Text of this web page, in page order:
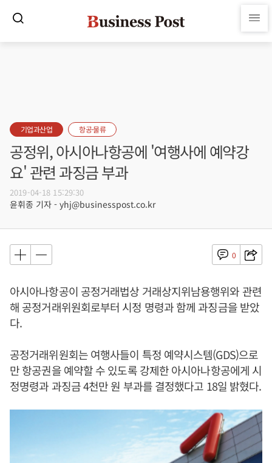
기업과산업 항공·물류
공정위, 아시아나항공에 '여행사에 예약강
요' 관련 과징금 부과
2019-04-18 15:29:30
윤휘종 기자 - yhj@businesspost.co.kr
0
아시아나항공이 공정거래법상 거래상지위남용행위와 관련
해 공정거래위원회로부터 시정 명령과 함께 과징금을 받았
다.
공정거래위원회는 여행사들이 특정 예약시스템(GDS)으로
만 항공권을 예약할 수 있도록 강제한 아시아나항공에게 시
정명령과 과징금 4천만 원 부과를 결정했다고 18일 밝혔다.